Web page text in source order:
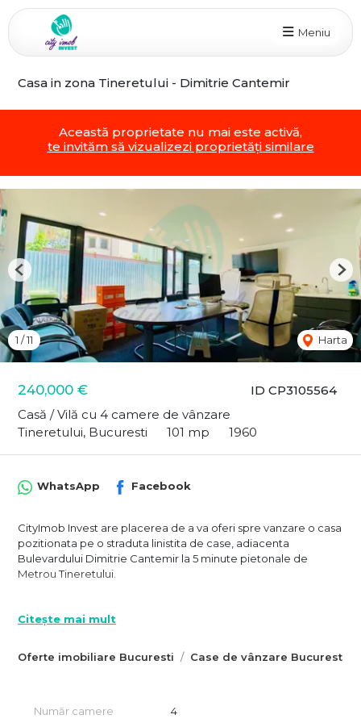
Meniu
Casa in zona Tineretului - Dimitrie Cantemir
Această proprietate nu mai este activă,
te invităm să vizualizezi proprietăți similare
ID CP3105564
240,000 €
Casă / Vilă cu 4 camere de vânzare
Tineretului, Bucuresti
101 mp 1960
1 /11 Harta
Previous
Oferte imobiliare Bucuresti Case de vânzare Bucuresti
WhatsApp Facebook
CityImob Invest are placerea de a va oferi spre vanzare o casa
pozitionata pe o straduta linistita de case, adiacenta
Bulevardului Dimitrie Cantemir la 5 minute pietonale de
Metrou Tineretului.
hochparterre, si alte doua camere, si o bucatarie la demisol. In
Locuinta a fost complet renovata in 2014, schimbandu-se
Propietarii detin aproximativ jumatate de curte libera, in
Citește mai mult
Număr camere 4